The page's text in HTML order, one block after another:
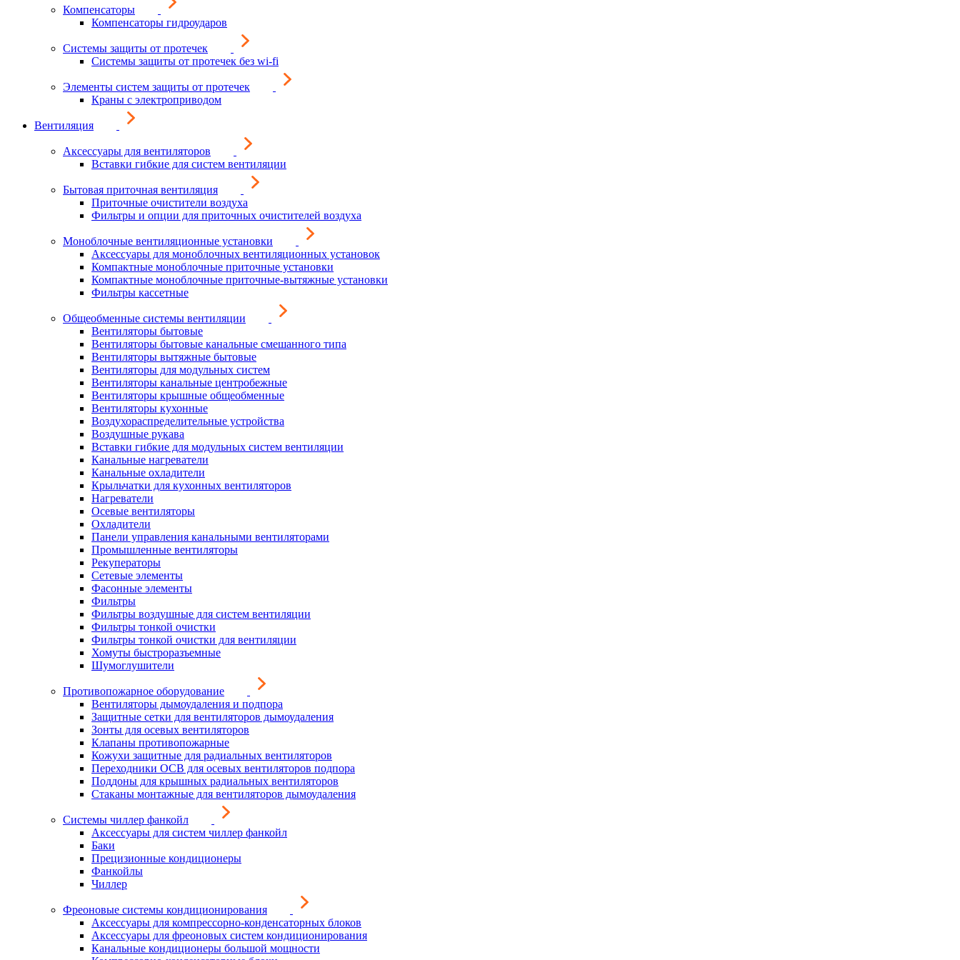
Компенсаторы
Компенсаторы гидроударов
Системы защиты от протечек
Системы защиты от протечек без wi-fi
Элементы систем защиты от протечек
Краны с электроприводом
Вентиляция
Аксессуары для вентиляторов
Вставки гибкие для систем вентиляции
Бытовая приточная вентиляция
Приточные очистители воздуха
Фильтры и опции для приточных очистителей воздуха
Моноблочные вентиляционные установки
Аксессуары для моноблочных вентиляционных установок
Компактные моноблочные приточные установки
Компактные моноблочные приточные-вытяжные установки
Фильтры кассетные
Общеобменные системы вентиляции
Вентиляторы бытовые
Вентиляторы бытовые канальные смешанного типа
Вентиляторы вытяжные бытовые
Вентиляторы для модульных систем
Вентиляторы канальные центробежные
Вентиляторы крышные общеобменные
Вентиляторы кухонные
Воздухораспределительные устройства
Воздушные рукава
Вставки гибкие для модульных систем вентиляции
Канальные нагреватели
Канальные охладители
Крыльчатки для кухонных вентиляторов
Нагреватели
Осевые вентиляторы
Охладители
Панели управления канальными вентиляторами
Промышленные вентиляторы
Рекуператоры
Сетевые элементы
Фасонные элементы
Фильтры
Фильтры воздушные для систем вентиляции
Фильтры тонкой очистки
Фильтры тонкой очистки для вентиляции
Хомуты быстроразъемные
Шумоглушители
Противопожарное оборудование
Вентиляторы дымоудаления и подпора
Защитные сетки для вентиляторов дымоудаления
Зонты для осевых вентиляторов
Клапаны противопожарные
Кожухи защитные для радиальных вентиляторов
Переходники ОСВ для осевых вентиляторов подпора
Поддоны для крышных радиальных вентиляторов
Стаканы монтажные для вентиляторов дымоудаления
Системы чиллер фанкойл
Аксессуары для систем чиллер фанкойл
Баки
Прецизионные кондиционеры
Фанкойлы
Чиллер
Фреоновые системы кондиционирования
Аксессуары для компрессорно-конденсаторных блоков
Аксессуары для фреоновых систем кондиционирования
Канальные кондиционеры большой мощности